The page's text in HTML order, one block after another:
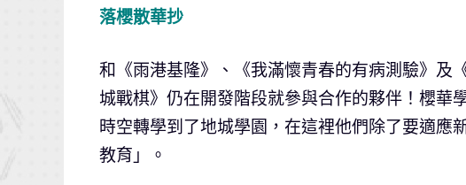
落櫻散華抄
和《雨港基隆》、《我滿懷青春的有病測驗》及
城戰棋》仍在開發階段就參與合作的夥伴！櫻華
時空轉學到了地城學園，在這裡他們除了要適應
教育」。